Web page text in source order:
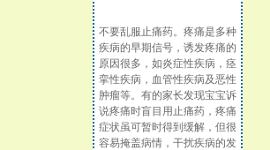
不要乱服止痛药。疼痛是多种
疾病的早期信号，诱发疼痛的
原因很多，如炎症性疾病，痉
挛性疾病，血管性疾病及恶性
肿瘤等。有的家长发现宝宝诉
说疼痛时盲目用止痛药，疼痛
症状虽可暂时得到缓解，但很
容易掩盖病情，干扰疾病的发